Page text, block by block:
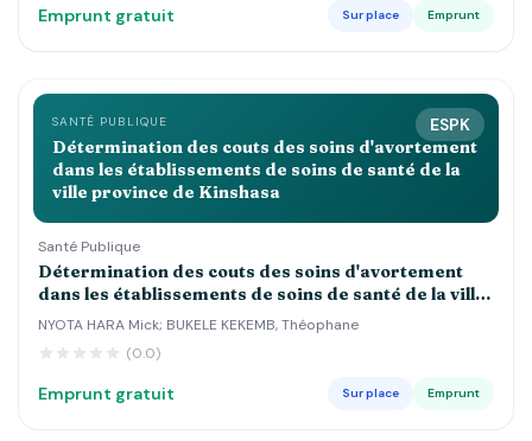
Emprunt gratuit Sur place Emprunt
ESPK
SANTÉ PUBLIQUE
Détermination des couts des soins d'avortement
dans les établissements de soins de santé de la
ville province de Kinshasa
Santé Publique
Détermination des couts des soins d'avortement
dans les établissements de soins de santé de la ville
province de Kinshasa
NYOTA HARA Mick; BUKELE KEKEMB, Théophane
(0.0)
Emprunt gratuit Sur place Emprunt